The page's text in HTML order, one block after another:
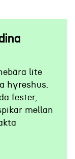
lite
hyreshus.
fester,
mellan